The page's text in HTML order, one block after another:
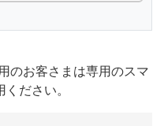
のお客さまは専用のスマ
ださい。